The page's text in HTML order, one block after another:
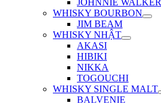
JOHNNIE WALKER
WHISKY BOURBON
JIM BEAM
WHISKY NHẬT
AKASI
HIBIKI
NIKKA
TOGOUCHI
WHISKY SINGLE MALT
BALVENIE